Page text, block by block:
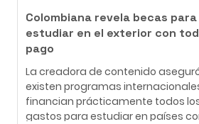
Colombiana revela becas para
estudiar en el exterior con
pago
La creadora de contenido
existen programas
financian prácticamente todos
gastos para estudiar en países